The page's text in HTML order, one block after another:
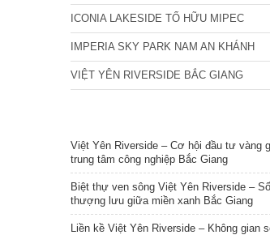
ICONIA LAKESIDE TỐ HỮU MIPEC
IMPERIA SKY PARK NAM AN KHÁNH
VIỆT YÊN RIVERSIDE BẮC GIANG
Việt Yên Riverside – Cơ hội đầu tư vàng
trung tâm công nghiệp Bắc Giang
Biệt thự ven sông Việt Yên Riverside –
thượng lưu giữa miền xanh Bắc Giang
Liền kề Việt Yên Riverside – Không gian